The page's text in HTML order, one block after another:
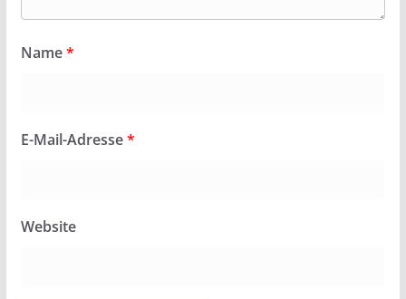
Name*
E-Mail-Adresse*
Website